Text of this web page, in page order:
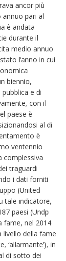
ancor più
pari al
è andata
durante il
medio annuo
l’anno in cui
biennio,
e di
con il
paese è
al di
è
ventennio
complessiva
traguardi
i dati forniti
(United
tale indicatore,
paesi (Undp
fame, nel 2014
livello della fame
‘allarmante’), in
di sotto dei